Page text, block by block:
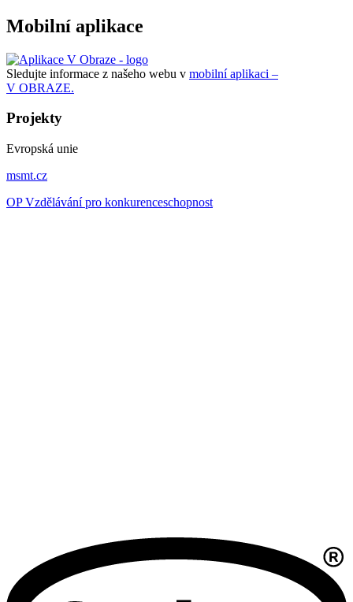
Mobilní aplikace
Sledujte informace z našeho webu v mobilní aplikaci –
V OBRAZE.
Projekty
Evropská unie
msmt.cz
OP Vzdělávání pro konkurenceschopnost